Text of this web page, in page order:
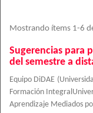
Mostrando ítems 1-6
Sugerencias para
del semestre a
Equipo DiDAE (
Formación
Aprendizaje Mediados